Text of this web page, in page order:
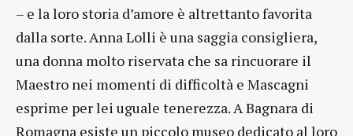
– e la loro storia d’amore è altrettanto favorita
dalla sorte. Anna Lolli è una saggia consigliera,
una donna molto riservata che sa rincuorare il
Maestro nei momenti di difficoltà e Mascagni
esprime per lei uguale tenerezza. A Bagnara di
Romagna esiste un piccolo museo dedicato al loro